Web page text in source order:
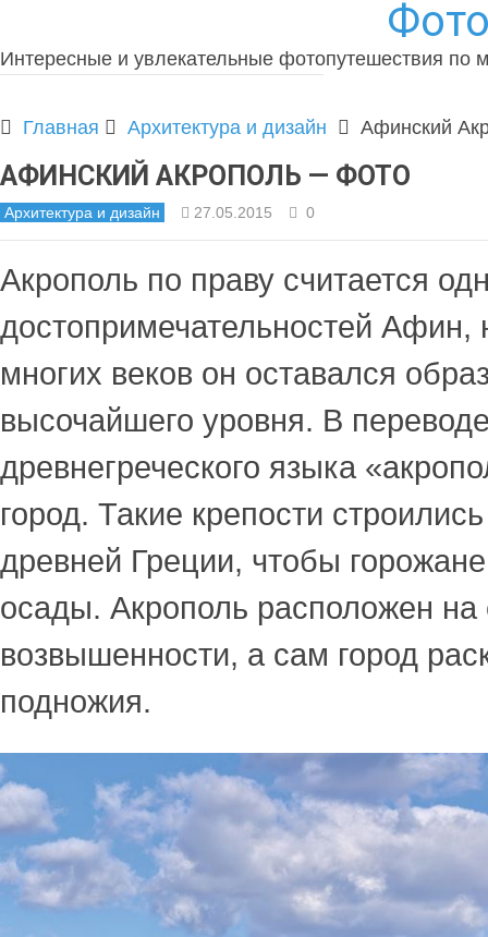
Интересные и увлекательные фотопутешествия по
Главная Архитектура и дизайн Афинский
АФИНСКИЙ АКРОПОЛЬ — ФОТО
Архитектура и дизайн 27.05.2015 0
Акрополь по праву считается
достопримечательностей Афин,
многих веков он оставался
высочайшего уровня. В
древнегреческого языка
город. Такие крепости
древней Греции, чтобы
осады. Акрополь расположен на
возвышенности, а сам город
подножия.